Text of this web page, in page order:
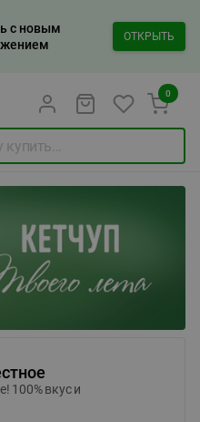
с новым
ОТКРЫТЬ
0
100% вкус и